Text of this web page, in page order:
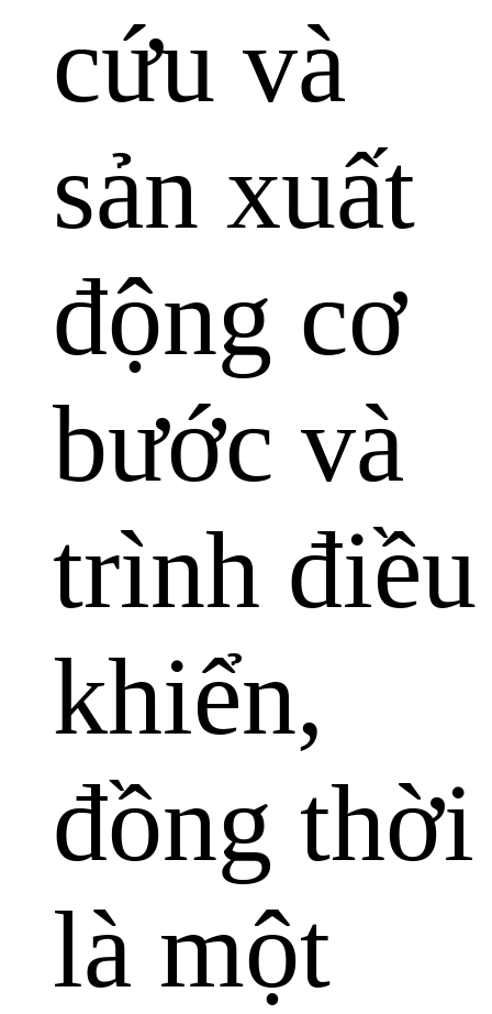
cứu và
sản xuất
động cơ
bước và
trình điều
khiển,
đồng thời
là một